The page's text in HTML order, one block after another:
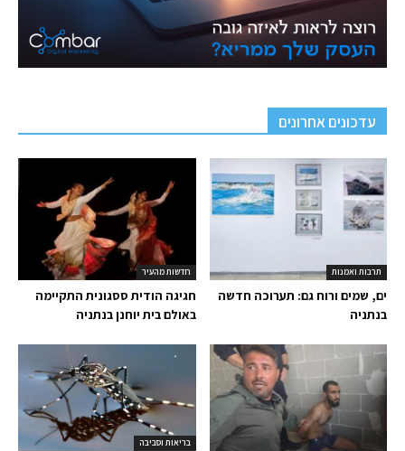
עדכונים אחרונים
חדשות מהעיר
חגיגה הודית ססגונית התקיימה
באולם בית יוחנן בנתניה
תרבות ואמנות
ים, שמים ורוח גם: תערוכה חדשה
בנתניה
בריאות וסביבה